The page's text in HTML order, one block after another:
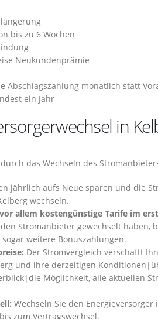
bis zu 6 Wochen
Neukundenprämie
Abschlagszahlung monatlich statt
ein Jahr
in
das Wechseln des
jährlich aufs Neue sparen und die
wechseln.
allem kostengünstige Tarife im
Stromanbieter gewechselt haben,
weitere Bonuszahlungen.
Der Stromvergleich verschafft
und ihre derzeitigen
Möglichkeit, alle aktuellen
Wechseln Sie den
zum Vertragswechsel.